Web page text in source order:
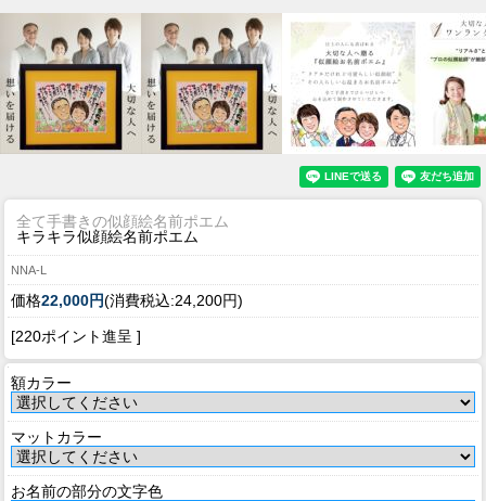
全て手書きの似顔絵名前ポエム
キラキラ似顔絵名前ポエム
NNA-L
価格22,000円(消費税込:24,200円)
[220ポイント進呈 ]
額カラー
マットカラー
お名前の部分の文字色